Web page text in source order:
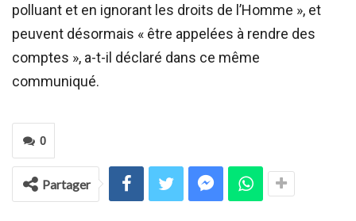
polluant et en ignorant les droits de l’Homme », et
peuvent désormais « être appelées à rendre des
comptes », a-t-il déclaré dans ce même
communiqué.
0
Partager